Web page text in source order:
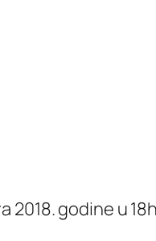
godine u